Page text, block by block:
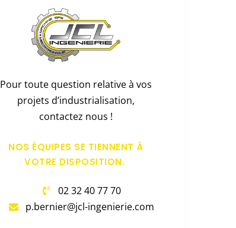
Pour toute question relative à vos
projets d’industrialisation,
contactez nous !
NOS ÉQUIPES SE TIENNENT À
VOTRE DISPOSITION.
02 32 40 77 70
p.bernier@jcl-ingenierie.com